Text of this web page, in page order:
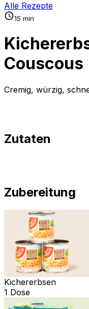
Alle Rezepte
15 min
Couscous
Cremig, würzig,
Zutaten
Zubereitung
Kichererbsen
1 Dose